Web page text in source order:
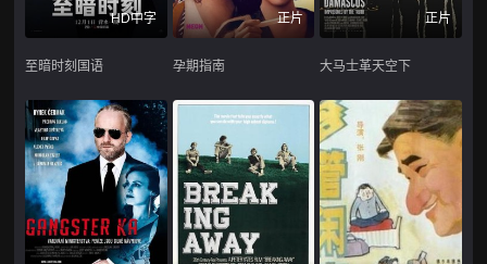
HD中字
至暗时刻国语
正片
孕期指南
正片
大马士革天空下